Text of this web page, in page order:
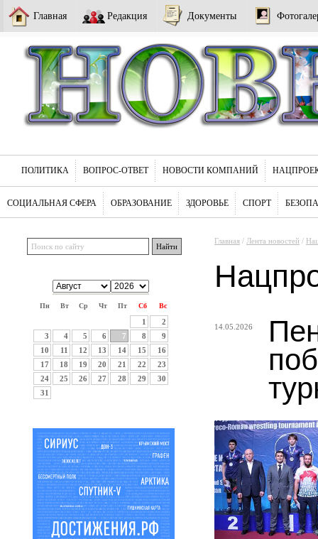
Главная Редакция Документы
ПОЛИТИКА ВОПРОС-ОТВЕТ НОВОСТИ КОМПАНИЙ
СОЦИАЛЬНАЯ СФЕРА ОБРАЗОВАНИЕ ЗДОРОВЬЕ СПОРТ
Пн Вт Ср Чт Пт Сб Вс
1
2
3
4 5 6 7 8
9
10
11 12 13 14 15
16
17
18 19 20 21 22
23
24
25 26 27 28 29
30
31
Главная / Лента новостей /
14.05.2026